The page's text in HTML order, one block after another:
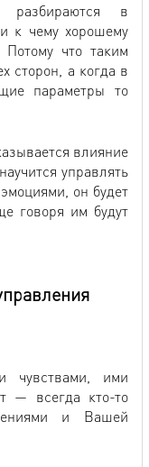
в
к чему хорошему
что таким
сторон, а когда в
параметры то
влияние
управлять
он будет
говоря им будут
чувствами, ими
— всегда кто-то
и Вашей